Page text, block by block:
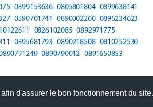
d'assurer le bon fonctionnement du site.
0899153636 0805801804 0899638141
0890701741 0890002260 0895234623
0826102085 0892971775
0895681793 0890218508 0810252530
0890790012 0891650853